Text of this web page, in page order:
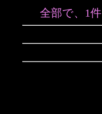
全部で、1件